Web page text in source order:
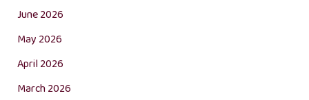
June 2026
May 2026
April 2026
March 2026